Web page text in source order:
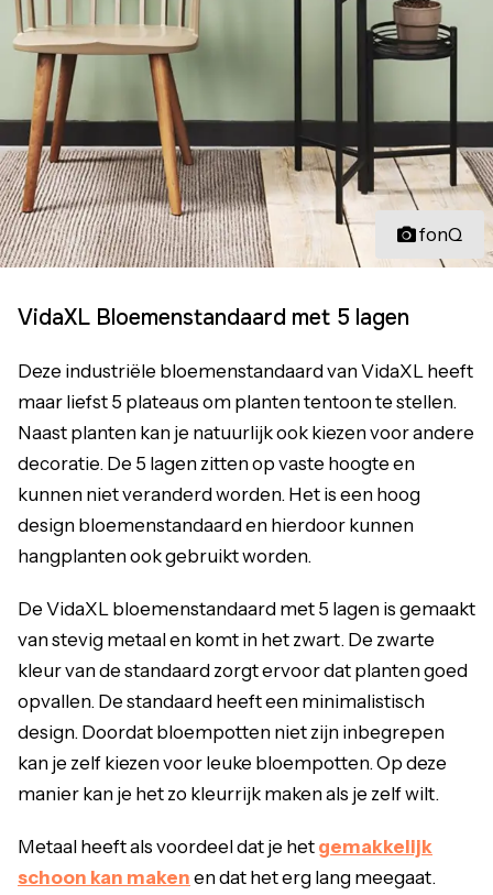
fonQ
VidaXL Bloemenstandaard met 5 lagen
Deze industriële bloemenstandaard van VidaXL heeft
maar liefst 5 plateaus om planten tentoon te stellen.
Naast planten kan je natuurlijk ook kiezen voor andere
decoratie. De 5 lagen zitten op vaste hoogte en
kunnen niet veranderd worden. Het is een hoog
design bloemenstandaard en hierdoor kunnen
hangplanten ook gebruikt worden.
De VidaXL bloemenstandaard met 5 lagen is gemaakt
van stevig metaal en komt in het zwart. De zwarte
kleur van de standaard zorgt ervoor dat planten goed
opvallen. De standaard heeft een minimalistisch
design. Doordat bloempotten niet zijn inbegrepen
kan je zelf kiezen voor leuke bloempotten. Op deze
manier kan je het zo kleurrijk maken als je zelf wilt.
Metaal heeft als voordeel dat je het gemakkelijk
schoon kan maken en dat het erg lang meegaat.